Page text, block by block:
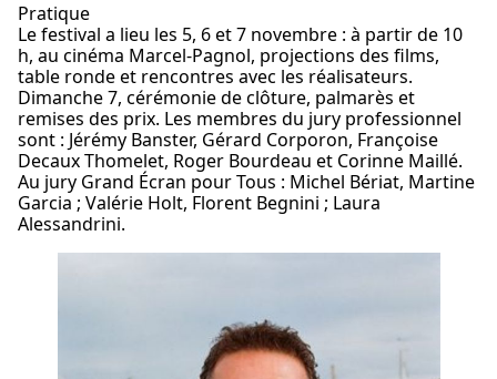
Pratique
Le festival a lieu les 5, 6 et 7 novembre : à partir de 10
h, au cinéma Marcel-Pagnol, projections des films,
table ronde et rencontres avec les réalisateurs.
Dimanche 7, cérémonie de clôture, palmarès et
remises des prix. Les membres du jury professionnel
sont : Jérémy Banster, Gérard Corporon, Françoise
Decaux Thomelet, Roger Bourdeau et Corinne Maillé.
Au jury Grand Écran pour Tous : Michel Bériat, Martine
Garcia ; Valérie Holt, Florent Begnini ; Laura
Alessandrini.